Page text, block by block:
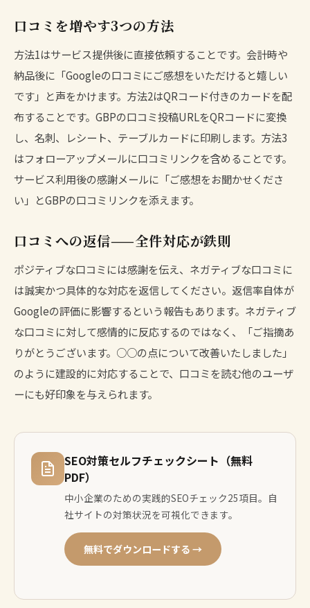
口コミを増やす3つの方法
方法1はサービス提供後に直接依頼することです。会計時や
納品後に「Googleの口コミにご感想をいただけると嬉しい
です」と声をかけます。方法2はQRコード付きのカードを配
布することです。GBPの口コミ投稿URLをQRコードに変換
し、名刺、レシート、テーブルカードに印刷します。方法3
はフォローアップメールに口コミリンクを含めることです。
サービス利用後の感謝メールに「ご感想をお聞かせくださ
い」とGBPの口コミリンクを添えます。
口コミへの返信——全件対応が鉄則
ポジティブな口コミには感謝を伝え、ネガティブな口コミに
は誠実かつ具体的な対応を返信してください。返信率自体が
Googleの評価に影響するという報告もあります。ネガティブ
な口コミに対して感情的に反応するのではなく、「ご指摘あ
りがとうございます。○○の点について改善いたしました」
のように建設的に対応することで、口コミを読む他のユーザ
ーにも好印象を与えられます。
SEO対策セルフチェックシート（無料
PDF）
中小企業のための実践的SEOチェック25項目。自
社サイトの対策状況を可視化できます。
無料でダウンロードする →